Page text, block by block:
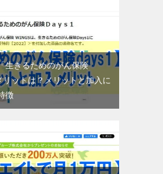
生きるためのがん保険
ットは？メリットと加入に
徴